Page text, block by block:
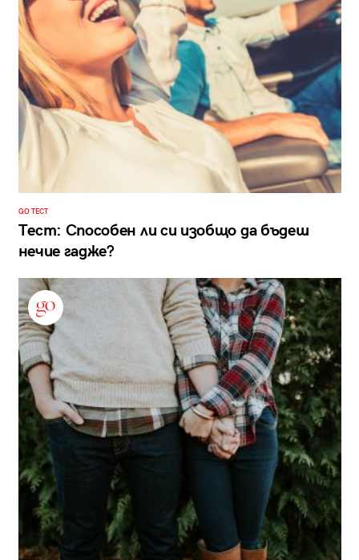
GO ТЕСТ
Тест: Способен ли си изобщо да бъдеш
нечие гадже?